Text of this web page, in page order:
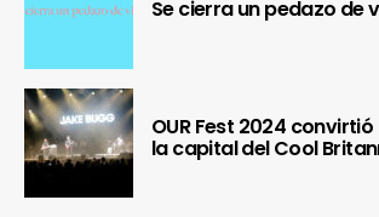
Se cierra un pedazo de
OUR Fest 2024
la capital del Cool